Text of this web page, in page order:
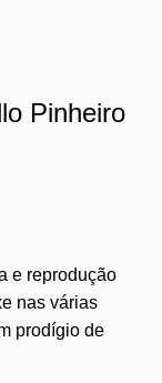
Pinheiro
e reprodução
nas várias
prodígio de